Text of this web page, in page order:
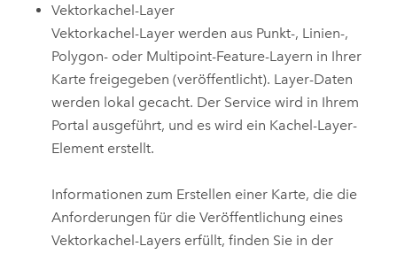
Vektorkachel-Layer
Vektorkachel-Layer werden aus Punkt-, Linien-,
Polygon- oder Multipoint-Feature-Layern in Ihrer
Karte freigegeben (veröffentlicht). Layer-Daten
werden lokal gecacht. Der Service wird in Ihrem
Portal ausgeführt, und es wird ein Kachel-Layer-
Element erstellt.
Informationen zum Erstellen einer Karte, die die
Anforderungen für die Veröffentlichung eines
Vektorkachel-Layers erfüllt, finden Sie in der